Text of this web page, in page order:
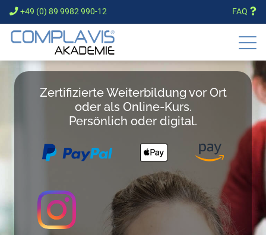
+49 (0) 89 9982 990-12 FAQ
Zertifizierte Weiterbildung vor Ort
oder als Online-Kurs.
Persönlich oder digital.